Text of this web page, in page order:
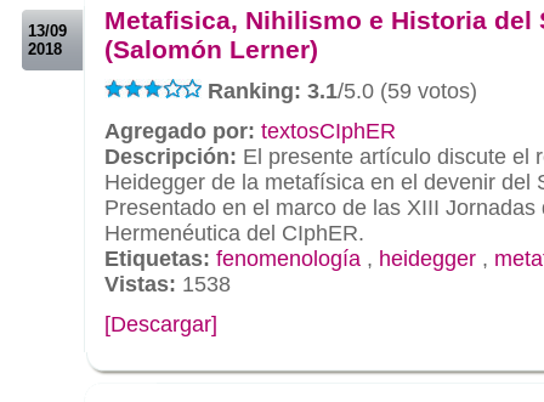
13/09
2018
Metafisica, Nihilismo e Historia del
(Salomón Lerner)
Ranking: 3.1/5.0 (59 votos)
Agregado por: textosCIphER
Descripción: El presente artículo discute el
Heidegger de la metafísica en el devenir del
Presentado en el marco de las XIII
Hermenéutica del CIphER.
Etiquetas: fenomenología , heidegger ,
Vistas: 1538
[Descargar]